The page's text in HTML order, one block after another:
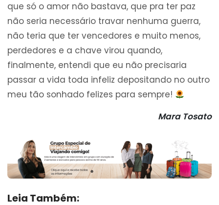
que só o amor não bastava, que pra ter paz
não seria necessário travar nenhuma guerra,
não teria que ter vencedores e muito menos,
perdedores e a chave virou quando,
finalmente, entendi que eu não precisaria
passar a vida toda infeliz depositando no outro
meu tão sonhado felizes para sempre!
Mara Tosato
Leia Também: